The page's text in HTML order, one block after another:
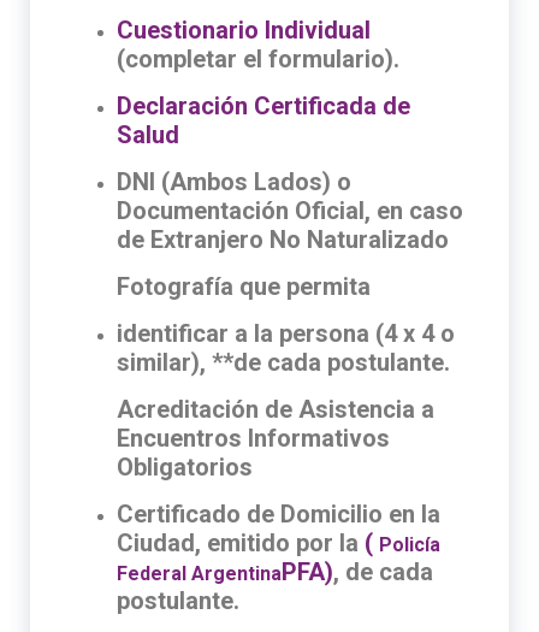
Cuestionario Individual
(completar el formulario).
Declaración Certificada de
Salud
DNI (Ambos Lados) o
Documentación Oficial, en caso
de Extranjero No Naturalizado
Fotografía que permita
identificar a la persona (4 x 4 o
similar), **de cada postulante.
Acreditación de Asistencia a
Encuentros Informativos
Obligatorios
Certificado de Domicilio en la
Ciudad, emitido por la ( Policía
Federal ArgentinaPFA), de cada
postulante.